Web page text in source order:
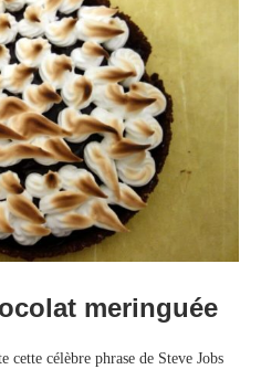
meringuée
cette célèbre phrase de Steve Jobs